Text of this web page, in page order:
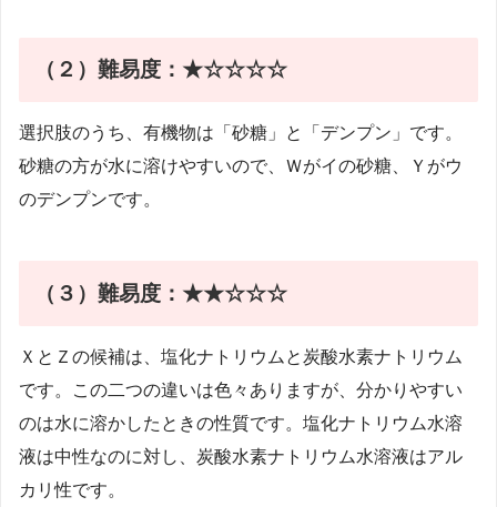
（２）難易度：★☆☆☆☆
選択肢のうち、有機物は「砂糖」と「デンプン」です。
砂糖の方が水に溶けやすいので、Ｗがイの砂糖、Ｙがウ
のデンプンです。
（３）難易度：★★☆☆☆
ＸとＺの候補は、塩化ナトリウムと炭酸水素ナトリウム
です。この二つの違いは色々ありますが、分かりやすい
のは水に溶かしたときの性質です。塩化ナトリウム水溶
液は中性なのに対し、炭酸水素ナトリウム水溶液はアル
カリ性です。